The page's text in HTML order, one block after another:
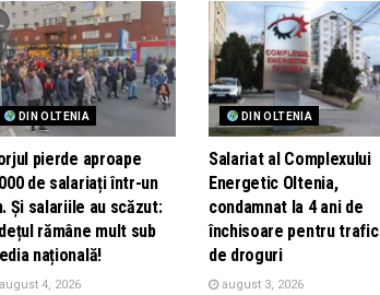
DIN OLTENIA
pierde aproape
de salariați într-un
Și salariile au scăzut:
rămâne mult sub
națională!
4, 2026
DIN OLTENIA
Salariat al Complexului
Energetic Oltenia,
condamnat la 4 ani de
închisoare pentru trafic
de droguri
august 3, 2026